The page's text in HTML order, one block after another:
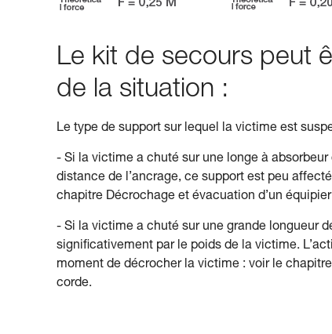
Le kit de secours peut
de la situation :
Le type de support sur lequel la victime est
- Si la victime a chuté sur une longe à
distance de l’ancrage, ce support est peu
chapitre Décrochage et évacuation d’un
- Si la victime a chuté sur une grande longueur
significativement par le poids de la victime.
moment de décrocher la victime : voir le
corde.